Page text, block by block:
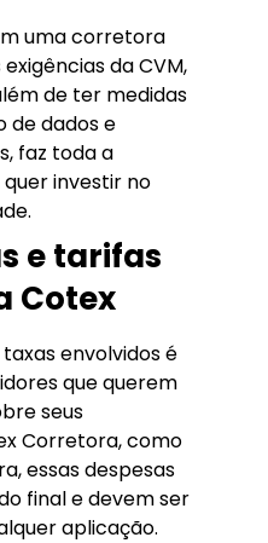
uma corretora
da CVM,
de ter medidas
de dados e
faz toda a
investir no
e tarifas
Cotex
envolvidos é
que querem
seus
Corretora, como
essas despesas
final e devem ser
aplicação.